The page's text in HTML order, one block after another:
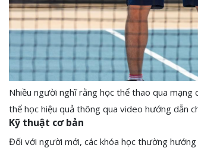
Nhiều người nghĩ rằng học thể thao qua
thể học hiệu quả thông qua video hướng dẫn
Kỹ thuật cơ bản
Đối với người mới, các khóa học thường